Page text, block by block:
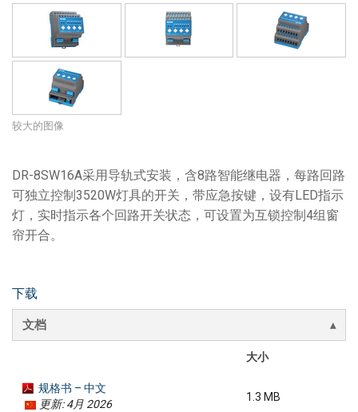
较大的图像
DR-8SW16A采用导轨式安装，含8路智能继电器，每路回路
可独立控制3520W灯具的开关，带应急按键，设有LED指示
灯，实时指示各个回路开关状态，可设置为互锁控制4组窗
帘开合。
下载
文档
大小
规格书 – 中文
更新: 4月 2026
1.3 MB